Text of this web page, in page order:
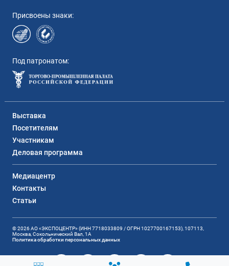
Присвоены знаки:
Под патронатом:
Выставка
Посетителям
Участникам
Деловая программа
Медиацентр
Контакты
Статьи
© 2026 АО «ЭКСПОЦЕНТР» (ИНН 7718033809 / ОГРН 1027700167153), 107113,
Москва, Сокольнический Вал, 1А
Политика обработки персональных данных